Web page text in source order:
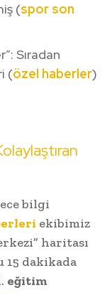
(spor son
Sıradan
(özel haberler)
bilgi
ekibimiz
haritası
15 dakikada
eğitim